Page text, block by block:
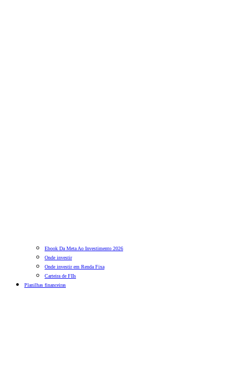
Ebook Da Meta Ao Investimento 2026
Onde investir
Onde investir em Renda Fixa
Carteira de FIIs
Planilhas financeiras